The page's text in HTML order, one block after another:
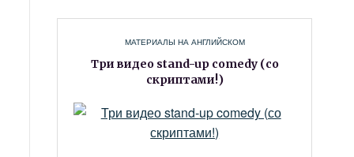
МАТЕРИАЛЫ НА АНГЛИЙСКОМ
Три видео stand-up comedy (со
скриптами!)